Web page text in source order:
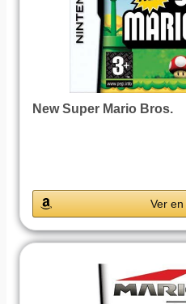
New Super Mario Bros.
Ver